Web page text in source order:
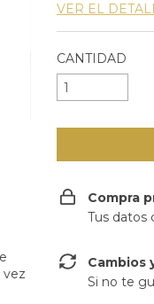
vez
VER EL
CANTIDAD
Compra
Tus datos
Cambios
Si no te